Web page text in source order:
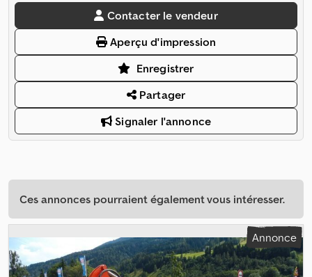
Contacter le vendeur
Aperçu d'impression
Enregistrer
Partager
Signaler l'annonce
Ces annonces pourraient également vous intéresser.
Annonce